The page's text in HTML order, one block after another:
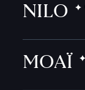
NILO
MOAÏ